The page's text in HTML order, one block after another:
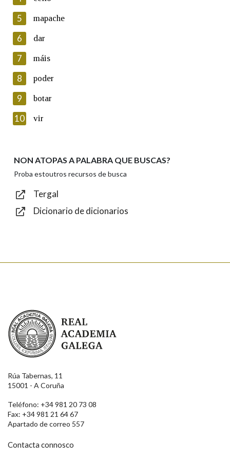
Lin e acepto as condicións da política de
Introduce o código que aparece na imaxe:
Texto de verificación
Enviar
5 mapache
6 dar
7 máis
8 poder
9 botar
10 vir
NON ATOPAS A PALABRA QUE BUSCAS?
Proba estoutros recursos de busca
Tergal
Dicionario de dicionarios
Real Academia Galega
Rúa Tabernas, 11
15001 - A Coruña
Teléfono: +34 981 20 73 08
Fax: +34 981 21 64 67
Apartado de correo 557
Contacta connosco